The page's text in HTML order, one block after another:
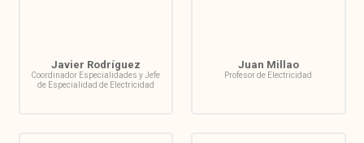
Javier Rodríguez
Coordinador Especialidades y Jefe
de Especialidad de Electricidad
Juan Millao
Profesor de Electricidad